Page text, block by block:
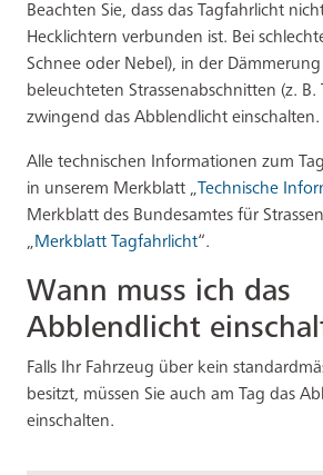
Beachten Sie, dass das Tagfahrlicht
Hecklichtern verbunden ist. Bei
Schnee oder Nebel), in der
beleuchteten Strassenabschnitten (z. B.
zwingend das Abblendlicht einschalten.
Alle technischen Informationen zum
in unserem Merkblatt „ Technische
Merkblatt des Bundesamtes für Strassen
„Merkblatt Tagfahrlicht“.
Wann muss ich das
Abblendlicht
Falls Ihr Fahrzeug über kein
besitzt, müssen Sie auch am Tag das
einschalten.